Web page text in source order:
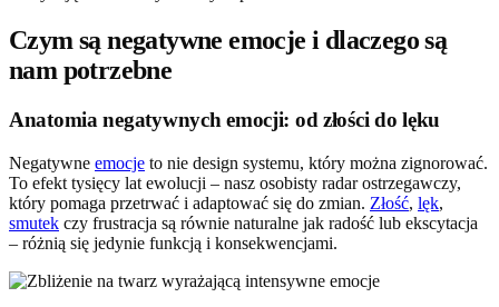
Czym są negatywne emocje i dlaczego są
nam potrzebne
Anatomia negatywnych emocji: od złości do lęku
Negatywne emocje to nie design systemu, który można zignorować.
To efekt tysięcy lat ewolucji – nasz osobisty radar ostrzegawczy,
który pomaga przetrwać i adaptować się do zmian. Złość, lęk,
smutek czy frustracja są równie naturalne jak radość lub ekscytacja
– różnią się jedynie funkcją i konsekwencjami.